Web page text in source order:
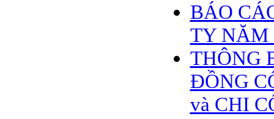
BÁO
TY NĂM
THÔNG
ĐỒNG
và CHI